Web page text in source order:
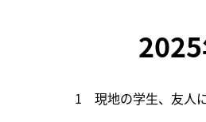
1 現地の学生、友人